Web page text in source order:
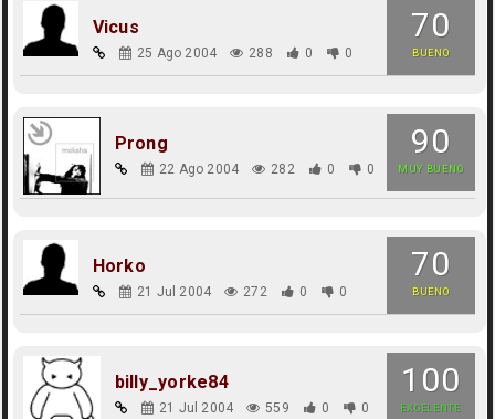
70
BUENO
Vicus
25 Ago 2004 288 0 0
90
MUY BUENO
Prong
22 Ago 2004 282 0 0
70
BUENO
Horko
21 Jul 2004 272 0 0
100
EXCELENTE
billy_yorke84
21 Jul 2004 559 0 0